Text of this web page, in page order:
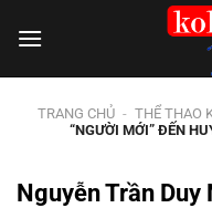
đến
TRANG CHỦ - THỂ THAO
“NGƯỜI MỚI” ĐẾN
Nguyễn Trần Duy